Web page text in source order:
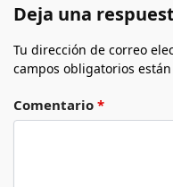
Deja una
Tu dirección de correo
campos obligatorios
Comentario *